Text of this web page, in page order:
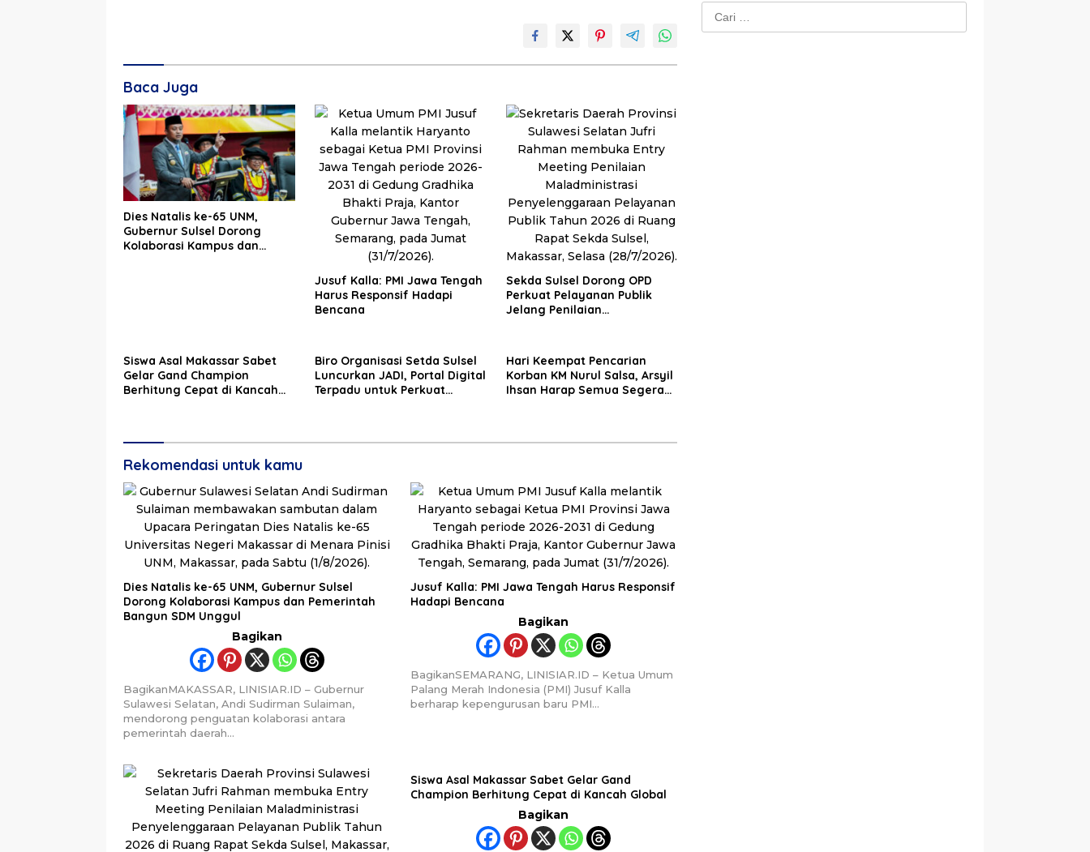
Baca Juga
Dies Natalis ke-65 UNM,
Gubernur Sulsel Dorong
Kolaborasi Kampus dan
Jusuf Kalla: PMI Jawa Tengah
Harus Responsif Hadapi
Bencana
Sekda Sulsel Dorong OPD
Perkuat Pelayanan Publik
Jelang Penilaian
Siswa Asal Makassar Sabet
Gelar Gand Champion
Berhitung Cepat di Kancah
Biro Organisasi Setda Sulsel
Luncurkan JADI, Portal Digital
Terpadu untuk Perkuat
Hari Keempat Pencarian
Korban KM Nurul Salsa, Arsyil
Ihsan Harap Semua Segera
Rekomendasi untuk kamu
Dies Natalis ke-65 UNM, Gubernur Sulsel
Dorong Kolaborasi Kampus dan Pemerintah
Bangun SDM Unggul
Bagikan
BagikanMAKASSAR, LINISIAR.ID – Gubernur
Sulawesi Selatan, Andi Sudirman Sulaiman,
mendorong penguatan kolaborasi antara
pemerintah daerah…
Jusuf Kalla: PMI Jawa Tengah Harus Responsif
Hadapi Bencana
Bagikan
BagikanSEMARANG, LINISIAR.ID – Ketua Umum
Palang Merah Indonesia (PMI) Jusuf Kalla
berharap kepengurusan baru PMI…
Siswa Asal Makassar Sabet Gelar Gand
Champion Berhitung Cepat di Kancah Global
Bagikan
Cari
untuk: